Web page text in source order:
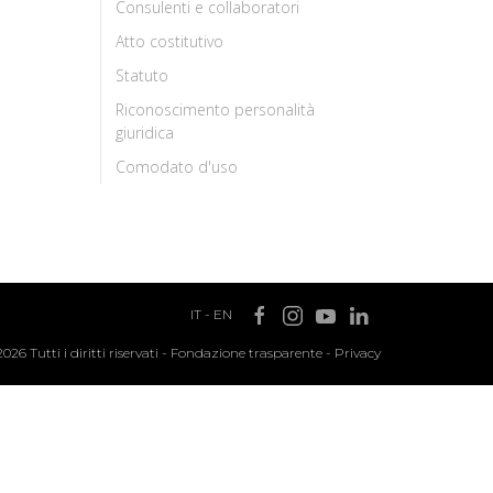
Consulenti e collaboratori
Atto costitutivo
Statuto
Riconoscimento personalità
giuridica
Comodato d'uso
IT - EN
Tutti i diritti riservati - Fondazione trasparente - Privacy